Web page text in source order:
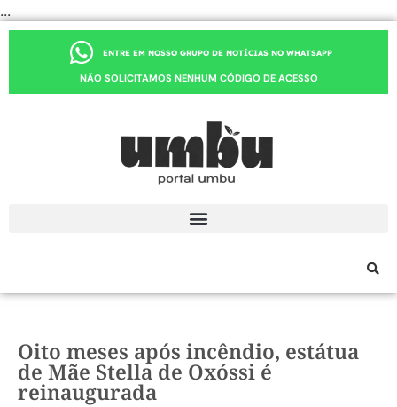
...
ENTRE EM NOSSO GRUPO DE NOTÍCIAS NO WHATSAPP
NÃO SOLICITAMOS NENHUM CÓDIGO DE ACESSO
Oito meses após incêndio, estátua
de Mãe Stella de Oxóssi é
reinaugurada